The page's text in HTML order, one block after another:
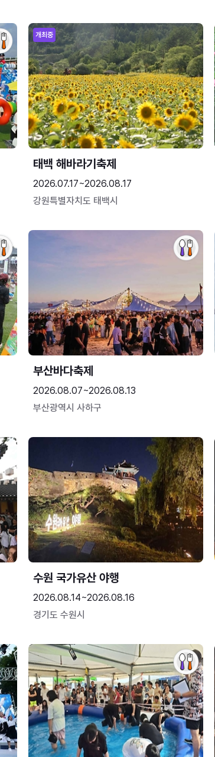
개최중
태백 해바라기축제
2026.07.17~2026.08.17
강원특별자치도 태백시
부산바다축제
2026.08.07~2026.08.13
부산광역시 사하구
수원 국가유산 야행
2026.08.14~2026.08.16
경기도 수원시